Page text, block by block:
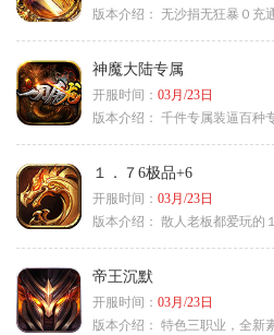
版本介绍： 无沙捐无狂暴０充
神魔大陆专属
开服时间： 03月/23日
版本介绍： 千件专属装逼百种
１．７6极品+6
开服时间： 03月/23日
版本介绍： 散人老板都爱玩的
帝王沉默
开服时间： 03月/23日
版本介绍： 特色三职业，全新素材